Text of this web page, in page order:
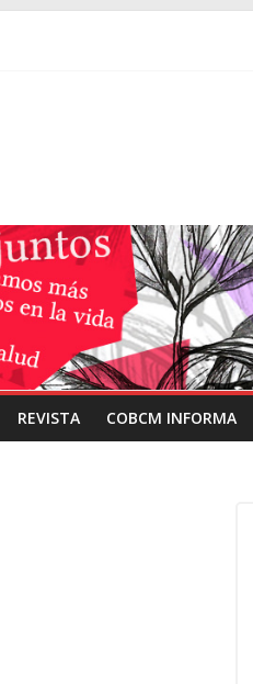
REVISTA COBCM INFORMA